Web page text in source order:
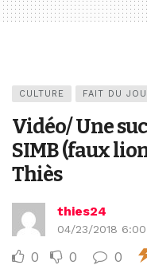
CULTURE FAIT DU
Vidéo/ Une
SIMB (faux
Thiès
thies24
04/23/2018
0 0 0